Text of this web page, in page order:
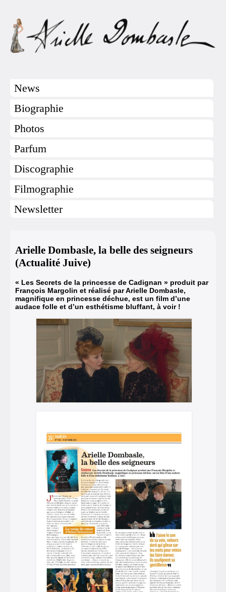
News
Biographie
Photos
Parfum
Discographie
Filmographie
Newsletter
Arielle Dombasle, la belle des seigneurs
(Actualité Juive)
« Les Secrets de la princesse de Cadignan » produit par
François Margolin et réalisé par Arielle Dombasle,
magnifique en princesse déchue, est un film d’une
audace folle et d’un esthétisme bluffant, à voir !